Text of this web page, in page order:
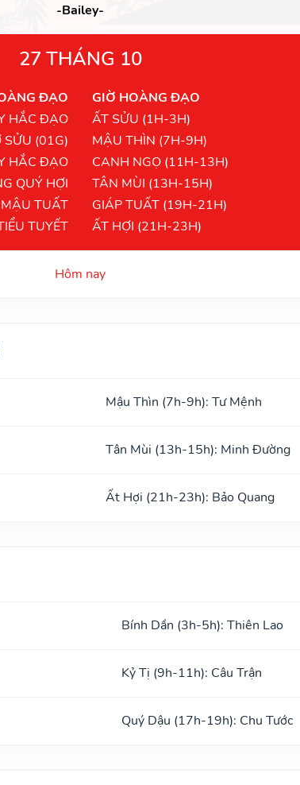
-Bailey-
27 THÁNG 10
ĐẠO
HẮC ĐẠO
SỬU (01G)
HẮC ĐẠO
QUÝ HỢI
TUẤT
TUYẾT
GIỜ HOÀNG ĐẠO
ẤT SỬU (1H-3H)
MẬU THÌN (7H-9H)
CANH NGỌ (11H-13H)
TÂN MÙI (13H-15H)
GIÁP TUẤT (19H-21H)
ẤT HỢI (21H-23H)
Hôm nay
Mậu Thìn (7h-9h): Tư Mệnh
Tân Mùi (13h-15h): Minh Đường
Ất Hợi (21h-23h): Bảo Quang
Bính Dần (3h-5h): Thiên Lao
Kỷ Tị (9h-11h): Câu Trận
Quý Dậu (17h-19h): Chu Tước